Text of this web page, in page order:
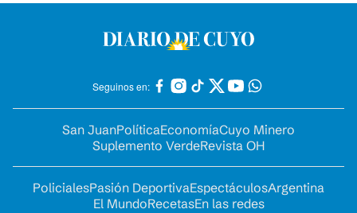
Seguinos en:
San JuanPolíticaEconomíaCuyo Minero
Suplemento VerdeRevista OH
PolicialesPasión DeportivaEspectáculosArgentina
El MundoRecetasEn las redes